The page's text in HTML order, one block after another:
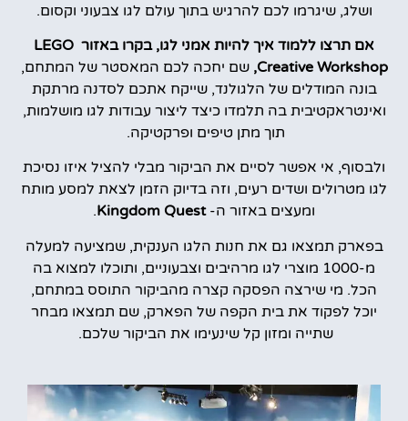
ושלג, שיגרמו לכם להרגיש בתוך עולם לגו צבעוני וקסום.
אם תרצו ללמוד איך להיות אמני לגו, בקרו באזור LEGO
Creative Workshop, שם יחכה לכם המאסטר של המתחם,
בונה המודלים של הלגולנד, שייקח אתכם לסדנה מרתקת
ואינטראקטיבית בה תלמדו כיצד ליצור עבודות לגו מושלמות,
תוך מתן טיפים ופרקטיקה.
ולבסוף, אי אפשר לסיים את הביקור מבלי להציל איזו נסיכת
לגו מטרולים ושדים רעים, וזה בדיוק הזמן לצאת למסע מותח
ומעצים באזור ה- Kingdom Quest
.
בפארק תמצאו גם את חנות הלגו הענקית, שמציעה למעלה
מ-1000 מוצרי לגו מרהיבים וצבעוניים, ותוכלו למצוא בה
הכל. מי שירצה הפסקה קצרה מהביקור התוסס במתחם,
יוכל לפקוד את בית הקפה של הפארק, שם תמצאו מבחר
שתייה ומזון קל שינעימו את הביקור שלכם.